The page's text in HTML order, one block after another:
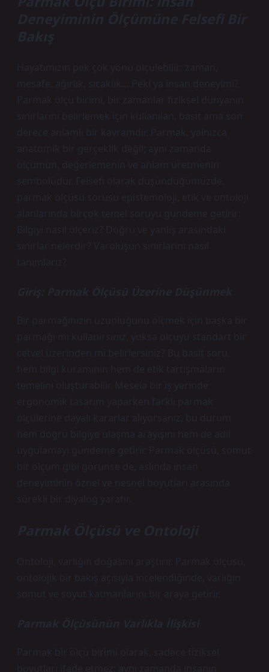
Deneyiminin Ölçümüne Felsefi Bir
Bakış
Hayatımızın pek çok yönü ölçülebilir: zaman,
mesafe, ağırlık, sıcaklık… Peki ya insan deneyimi?
Parmak ölçü birimi, bir zamanlar fiziksel dünyanın
sınırlarını belirlemek için kullanılan, basit ama son
derece anlamlı bir kavramdır. Parmak, yalnızca
anatomik bir gerçeklik değil; aynı zamanda
ölçümün, değerlemenin ve anlam üretmenin
sembolüdür. Felsefi olarak düşündüğümüzde,
parmak ölçüsü sorusu epistemoloji, etik ve ontoloji
alanlarında birçok temel soruyu gündeme getirir:
Bilgiyi nasıl ölçeriz? Doğru ve yanlış arasındaki
sınırlar nelerdir? Varoluşun sınırlarını nasıl
tanımlarız?
Giriş: Parmak Ölçüsü Üzerine Düşünmek
Bir parmağınızın uzunluğunu ölçmek için başka bir
parmağı mı kullanırsınız, yoksa ölçüyü standart bir
cetvel üzerinden mi belirlersiniz? Bu basit soru,
hem bilgi kuramının hem de etik tartışmaların
temelini oluşturabilir. Mesela bir iş yerinde
ergonomik tasarım yaparken farklı parmak
ölçülerine dayalı kararlar alıyorsanız, bu durum
hem doğru bilgiye ulaşma arayışını hem de adil
uygulamayı gündeme getirir. Parmak ölçüsü, somut
bir ölçüm gibi görünse de, aslında insan
deneyiminin öznel ve nesnel boyutları arasında
sürekli bir diyalog yaratır.
Parmak Ölçüsü ve Ontoloji
Ontoloji, varlığın doğasını araştırır. Parmak ölçüsü,
ontolojik bir bakış açısıyla incelendiğinde, varlığın
somut ve soyut katmanlarını bir araya getirir.
Parmak Ölçüsünün Varlıkla İlişkisi
Parmak bir ölçü birimi olarak, sadece fiziksel
boyutları ifade etmez; aynı zamanda insanın